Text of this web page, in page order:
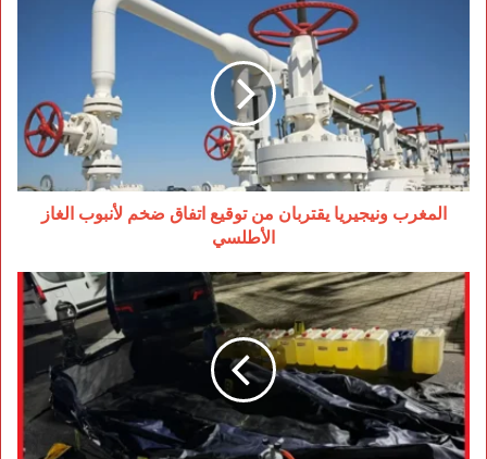
توقيع
اتفاق
ضخم
لأنبوب
الغاز
الأطلسي
المغرب ونيجيريا يقتربان من توقيع اتفاق ضخم لأنبوب الغاز
الأطلسي
تفكيك
شبكة
للهجرة
السرية
بسلا
وحجز
زورق
ومحروقات